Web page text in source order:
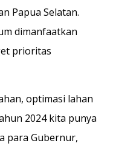
Papua Selatan.
dimanfaatkan
prioritas
optimasi lahan
2024 kita punya
para Gubernur,